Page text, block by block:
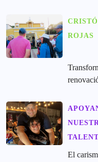
ROJAS
El